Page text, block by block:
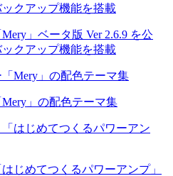
」ベータ版 Ver 2.6.9 を公
クアップ機能を搭載
」の配色テーマ集
じめてつくるパワーアンプ」